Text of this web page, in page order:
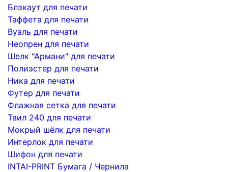
Блэкаут для печати
Таффета для печати
Вуаль для печати
Неопрен для печати
Шелк "Армани" для печати
Полиэстер для печати
Ника для печати
Футер для печати
Флажная сетка для печати
Твил 240 для печати
Мокрый шёлк для печати
Интерлок для печати
Шифон для печати
INTAI-PRINT Бумага / Чернила